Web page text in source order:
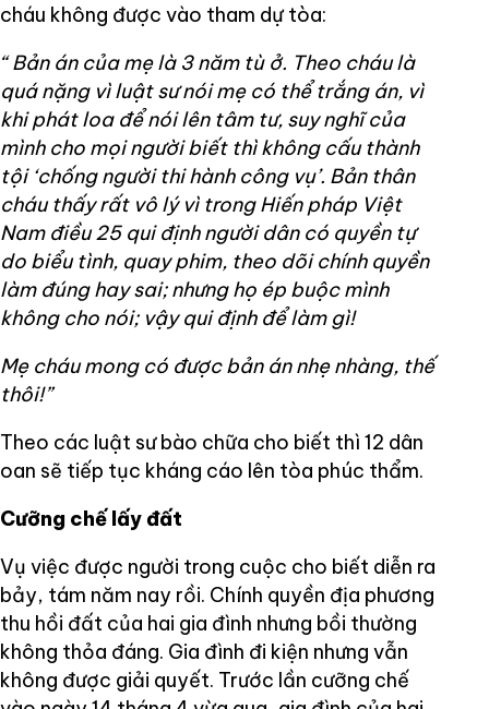
cháu không được vào tham dự tòa:
“ Bản án của mẹ là 3 năm tù ở. Theo cháu là
quá nặng vì luật sư nói mẹ có thể trắng án, vì
khi phát loa để nói lên tâm tư, suy nghĩ của
mình cho mọi người biết thì không cấu thành
tội ‘chống người thi hành công vụ’. Bản thân
cháu thấy rất vô lý vì trong Hiến pháp Việt
Nam điều 25 qui định người dân có quyền tự
do biểu tình, quay phim, theo dõi chính quyền
làm đúng hay sai; nhưng họ ép buộc mình
không cho nói; vậy qui định để làm gì!
Mẹ cháu mong có được bản án nhẹ nhàng, thế
thôi!”
Theo các luật sư bào chữa cho biết thì 12 dân
oan sẽ tiếp tục kháng cáo lên tòa phúc thẩm.
Cưỡng chế lấy đất
Vụ việc được người trong cuộc cho biết diễn ra
bảy, tám năm nay rồi. Chính quyền địa phương
thu hồi đất của hai gia đình nhưng bồi thường
không thỏa đáng. Gia đình đi kiện nhưng vẫn
không được giải quyết. Trước lần cưỡng chế